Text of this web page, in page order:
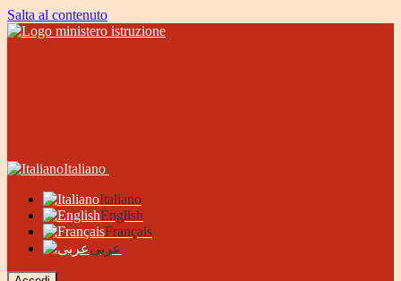
Salta al contenuto
Italiano
Italiano
English
Français
عربى